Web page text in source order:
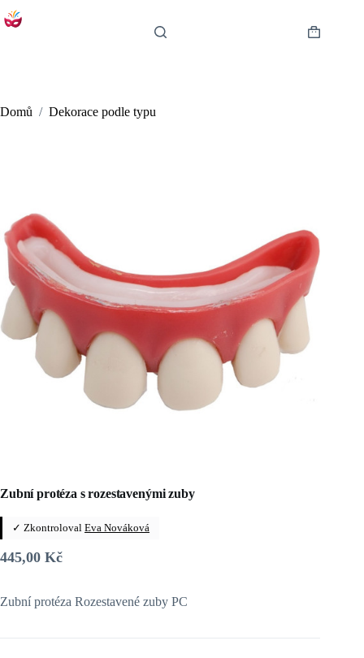
to
Shopping
Domů / Dekorace podle typu
Zubní protéza s rozestavenými zuby
✓ Zkontroloval Eva Nováková
445,00 Kč
Zubní protéza Rozestavené zuby PC